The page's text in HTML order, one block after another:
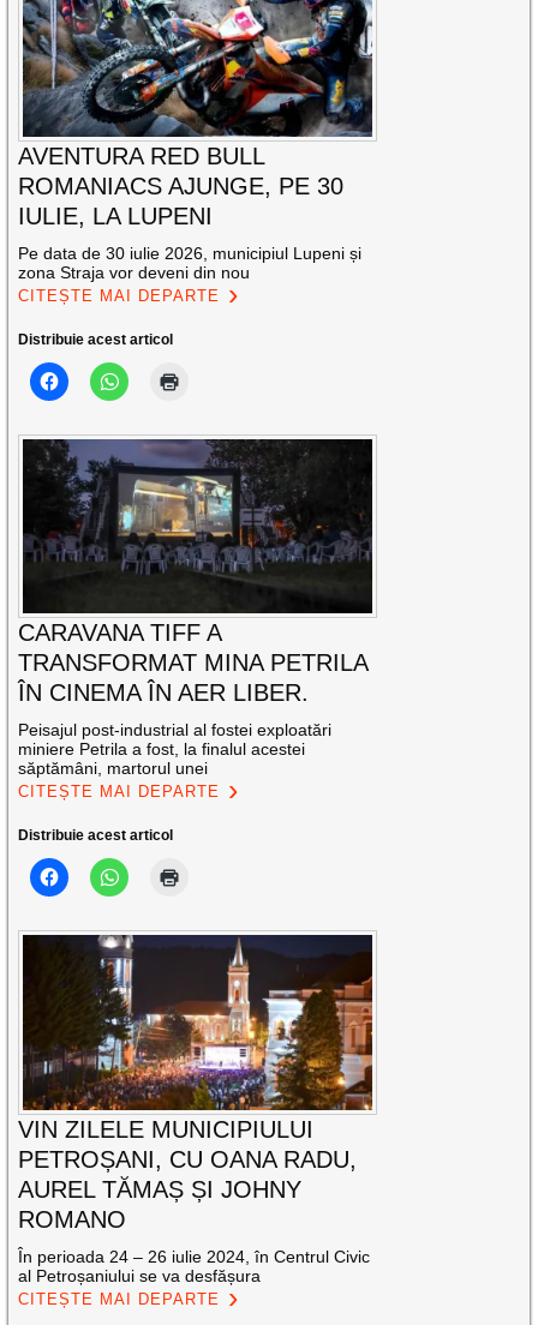
AVENTURA RED BULL
ROMANIACS AJUNGE, PE 30
IULIE, LA LUPENI
Pe data de 30 iulie 2026, municipiul Lupeni și
zona Straja vor deveni din nou
CITEȘTE MAI DEPARTE
Distribuie acest articol
CARAVANA TIFF A
TRANSFORMAT MINA PETRILA
ÎN CINEMA ÎN AER LIBER.
Peisajul post-industrial al fostei exploatări
miniere Petrila a fost, la finalul acestei
săptămâni, martorul unei
CITEȘTE MAI DEPARTE
Distribuie acest articol
VIN ZILELE MUNICIPIULUI
PETROȘANI, CU OANA RADU,
AUREL TĂMAȘ ȘI JOHNY
ROMANO
În perioada 24 – 26 iulie 2024, în Centrul Civic
al Petroșaniului se va desfășura
CITEȘTE MAI DEPARTE